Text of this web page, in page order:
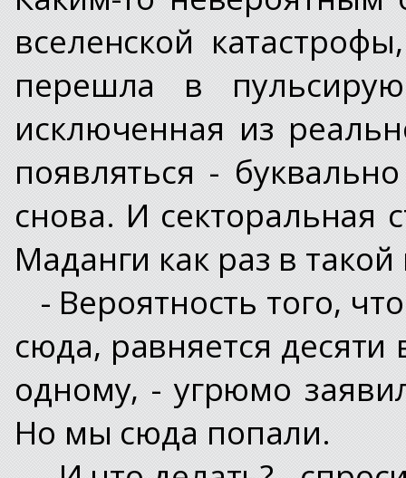
вселенской
перешла в
исключенная из
появляться -
снова. И секторальная
Маданги как раз в
- Вероятность того,
сюда, равняется
одному, - угрюмо
Но мы сюда попали.